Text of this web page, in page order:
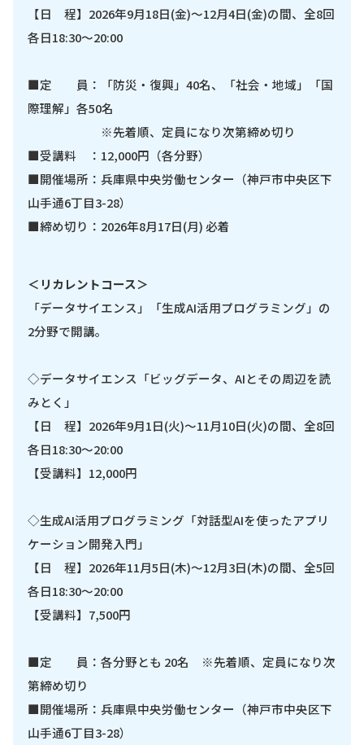
【日 程】2026年9月18日(金)～12月4日(金)の間、全8回
各日18:30～20:00
■定 員：「防災・復興」40名、「社会・地域」「国
際理解」各50名
※先着順、定員になり次第締め切り
■受講料 ：12,000円（各分野）
■開催場所：兵庫県中央労働センター（神戸市中央区下
山手通6丁目3-28）
■締め切り：2026年8月17日(月) 必着
＜リカレントコース＞
「データサイエンス」「生成AI活用プログラミング」の
2分野で開講。
◇データサイエンス「ビッグデータ、AIとその周辺を読
みとく」
【日 程】2026年9月1日(火)～11月10日(火)の間、全8回
各日18:30～20:00
【受講料】12,000円
◇生成AI活用プログラミング「対話型AIを使ったアプリ
ケーション開発入門」
【日 程】2026年11月5日(木)～12月3日(木)の間、全5回
各日18:30～20:00
【受講料】7,500円
■定 員：各分野とも 20名 ※先着順、定員になり次
第締め切り
■開催場所：兵庫県中央労働センター（神戸市中央区下
山手通6丁目3-28）